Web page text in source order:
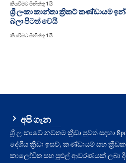
කියවීමට මිනිත්තු 1 යි
ශ්‍රී ලංකා කාන්තා ක්‍රිකට් කණ්ඩායම
බලා පිටත් වෙයි
කියවීමට මිනිත්තු 1 යි
අපි ගැන
ශ්‍රී ලංකාවේ නවතම ක්‍රීඩා පුවත් සඳහා
දේශීය ක්‍රීඩා ඉසව්, කණ්ඩායම් සහ
කාලෝචිත සහ පුළුල් ආවරණයක් ලබා